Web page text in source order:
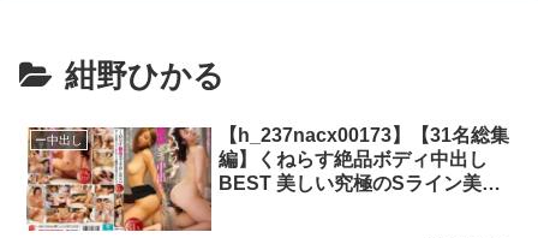
紺野ひかる
ー中出し
【h_237nacx00173】【31名総集
編】くねらす絶品ボディ中出し
BEST 美しい究極のSライン美女